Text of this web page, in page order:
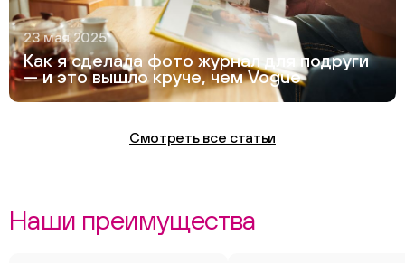
23 мая 2025
Как я сделала фото журнал для подруги
— и это вышло круче, чем Vogue
Смотреть все статьи
Наши преимущества